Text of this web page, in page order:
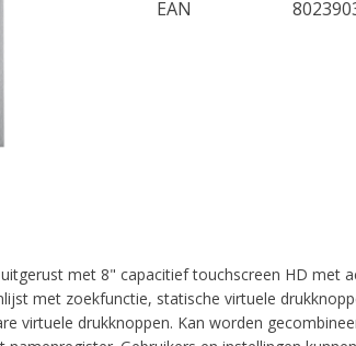
EAN
met 8" capacitief touchscreen HD met
met zoekfunctie, statische virtuele
virtuele drukknoppen. Kan worden